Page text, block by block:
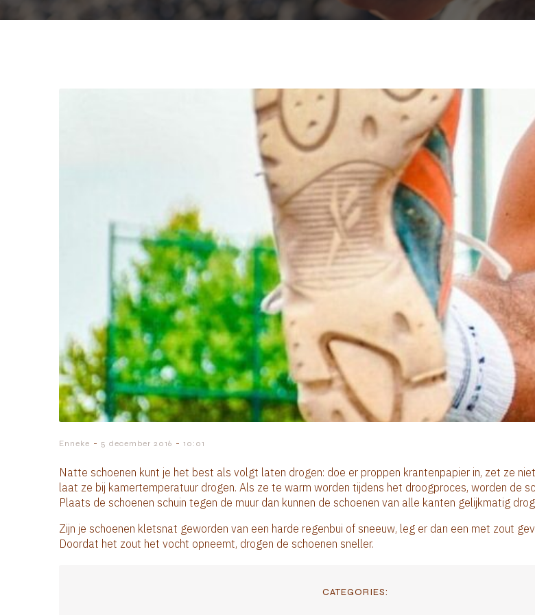
Enneke - 5 december 2016 - 10:01
Natte schoenen kunt je het best als volgt laten drogen: doe er proppen krantenpapier in, zet ze
laat ze bij kamertemperatuur drogen. Als ze te warm worden tijdens het droogproces, worden de
Plaats de schoenen schuin tegen de muur dan kunnen de schoenen van alle kanten gelijkmatig
Zijn je schoenen kletsnat geworden van een harde regenbui of sneeuw, leg er dan een met zout
Doordat het zout het vocht opneemt, drogen de schoenen sneller.
CATEGORIES: